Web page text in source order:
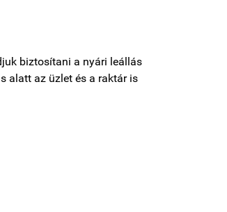
biztosítani a nyári leállás
alatt az üzlet és a raktár is